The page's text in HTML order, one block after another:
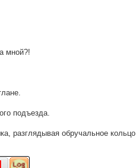
мной?!
подъезда.
разглядывая обручальное кольцо